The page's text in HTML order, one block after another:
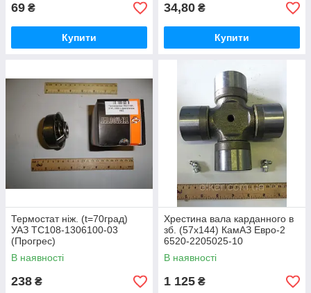
69 ₴
Купити
34,80 ₴
Купити
Термостат ніж. (t=70град)
УАЗ ТС108-1306100-03
(Прогрес)
В наявності
238 ₴
Хрестина вала карданного в
зб. (57х144) КамАЗ Евро-2
6520-2205025-10
В наявності
1 125 ₴